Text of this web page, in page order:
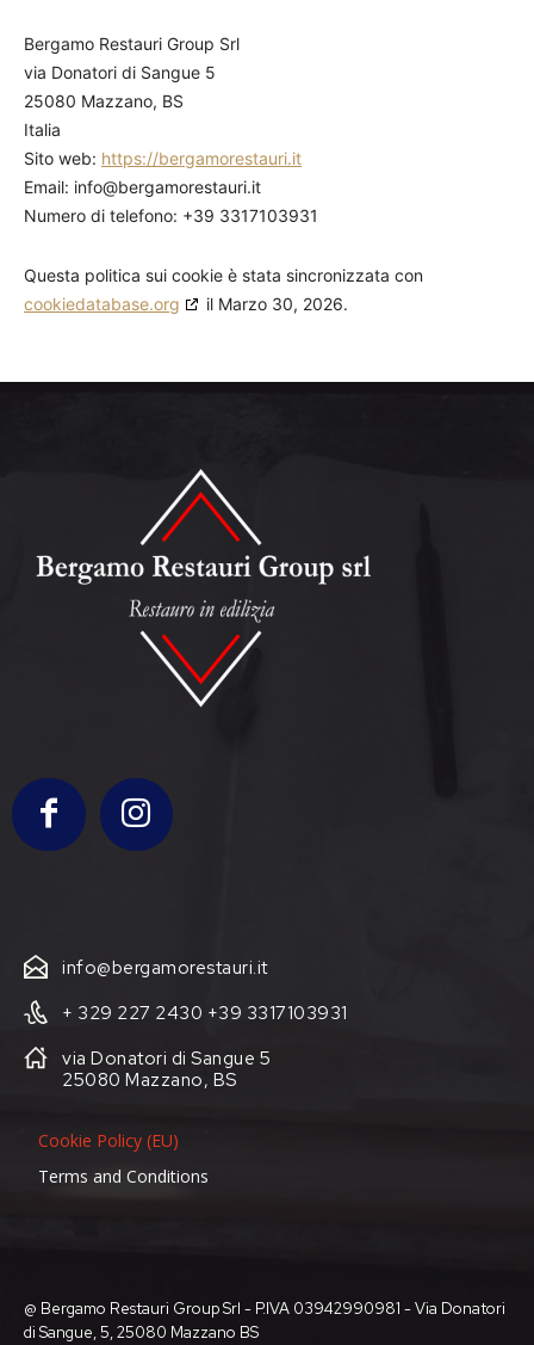
Bergamo Restauri Group Srl
via Donatori di Sangue 5
25080 Mazzano, BS
Italia
Sito web: https://bergamorestauri.it
Email: info@bergamorestauri.it
Numero di telefono: +39 3317103931
Questa politica sui cookie è stata sincronizzata con
cookiedatabase.org
il Marzo 30, 2026.
info@bergamorestauri.it
+ 329 227 2430 +39 3317103931
via Donatori di Sangue 5
25080 Mazzano, BS
Cookie Policy (EU)
Terms and Conditions
@ Bergamo Restauri Group Srl - P.IVA 03942990981 - Via Donatori
di Sangue, 5, 25080 Mazzano BS